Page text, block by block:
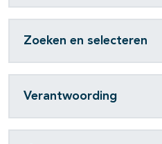
Zoeken en selecteren
Verantwoording